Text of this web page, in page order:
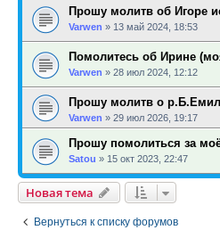
Прошу молитв об Игоре
Varwen » 13 май 2024, 18:53
Помолитесь об Ирине
Varwen » 28 июл 2024, 12:12
Прошу молитв о
Varwen » 29 июл 2026, 19:17
Прошу помолиться за
Satou » 15 окт 2023, 22:47
Новая тема
Вернуться к списку форумов